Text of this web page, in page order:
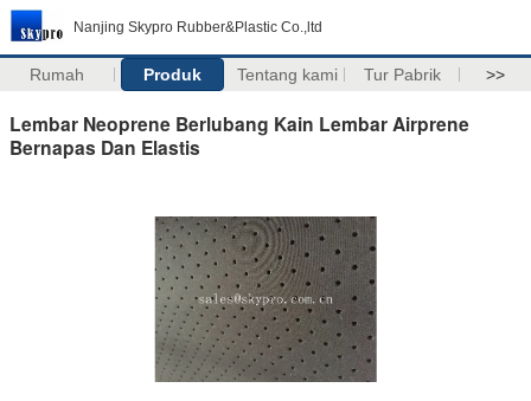
Nanjing Skypro Rubber&Plastic Co.,ltd
Rumah Produk Tentang kami Tur Pabrik >>
Lembar Neoprene Berlubang Kain Lembar Airprene
Bernapas Dan Elastis